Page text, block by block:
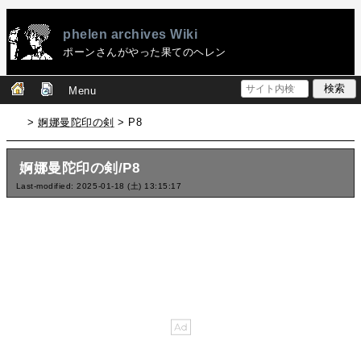
phelen archives Wiki
ポーンさんがやった果てのヘレン
Menu
>婀娜曼陀印の剣 > P8
婀娜曼陀印の剣/P8
Last-modified: 2025-01-18 (土) 13:15:17